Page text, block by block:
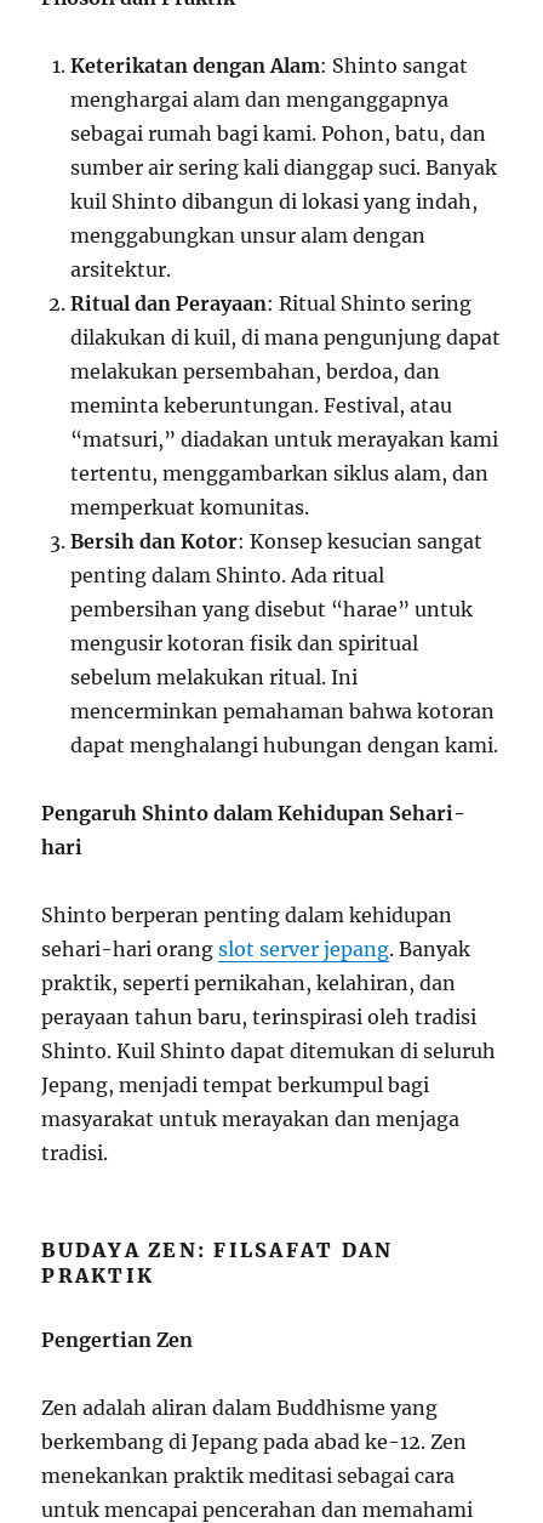
Keterikatan dengan Alam: Shinto sangat
menghargai alam dan menganggapnya
sebagai rumah bagi kami. Pohon, batu, dan
sumber air sering kali dianggap suci. Banyak
kuil Shinto dibangun di lokasi yang indah,
menggabungkan unsur alam dengan
arsitektur.
Ritual dan Perayaan: Ritual Shinto sering
dilakukan di kuil, di mana pengunjung dapat
melakukan persembahan, berdoa, dan
meminta keberuntungan. Festival, atau
“matsuri,” diadakan untuk merayakan kami
tertentu, menggambarkan siklus alam, dan
memperkuat komunitas.
Bersih dan Kotor: Konsep kesucian sangat
penting dalam Shinto. Ada ritual
pembersihan yang disebut “harae” untuk
mengusir kotoran fisik dan spiritual
sebelum melakukan ritual. Ini
mencerminkan pemahaman bahwa kotoran
dapat menghalangi hubungan dengan kami.
Pengaruh Shinto dalam Kehidupan Sehari-
hari
Shinto berperan penting dalam kehidupan
sehari-hari orangslot server jepang. Banyak
praktik, seperti pernikahan, kelahiran, dan
perayaan tahun baru, terinspirasi oleh tradisi
Shinto. Kuil Shinto dapat ditemukan di seluruh
Jepang, menjadi tempat berkumpul bagi
masyarakat untuk merayakan dan menjaga
tradisi.
BUDAYA ZEN: FILSAFAT DAN
PRAKTIK
Pengertian Zen
Zen adalah aliran dalam Buddhisme yang
berkembang di Jepang pada abad ke-12. Zen
menekankan praktik meditasi sebagai cara
untuk mencapai pencerahan dan memahami